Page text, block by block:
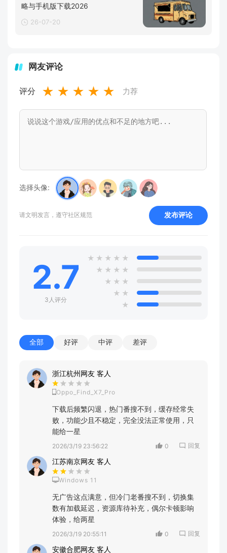
略与手机版下载2026
26-07-20
网友评论
评分 ★ ★ ★ ★ ★ 力荐
选择头像:
请文明发言，遵守社区规范 发布评论
2.7
3人评分
★ ★ ★ ★ ★
★ ★ ★ ★
★ ★ ★
★ ★
★
全部 好评 中评 差评
浙江杭州网友 客人
Oppo_Find_X7_Pro
下载后频繁闪退，热门番搜不到，缓存经常失
败，功能少且不稳定，完全没法正常使用，只
能给一星
2026/3/19 23:56:22 0 回复
江苏南京网友 客人
Windows 11
无广告这点满意，但冷门老番搜不到，切换集
数有加载延迟，资源库待补充，偶尔卡顿影响
体验，给两星
2026/3/19 20:55:11 0 回复
安徽合肥网友 客人